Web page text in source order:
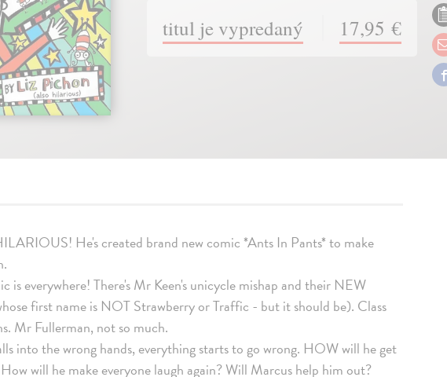
titul je vypredaný 17,95 €
He's created brand new comic *Ants In Pants* to make
is everywhere! There's Mr Keen's unicycle mishap and their NEW
first name is NOT Strawberry or Traffic - but it should be). Class
Mr Fullerman, not so much.
into the wrong hands, everything starts to go wrong. HOW will he get
will he make everyone laugh again? Will Marcus help him out?